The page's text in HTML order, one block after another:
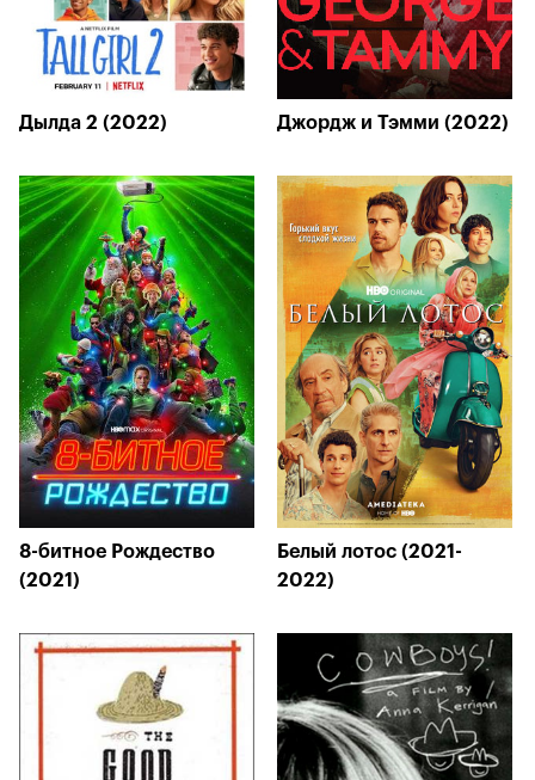
Дылда 2 (2022) Джордж и Тэмми (2022)
8-битное Рождество
(2021)
Белый лотос (2021-
2022)